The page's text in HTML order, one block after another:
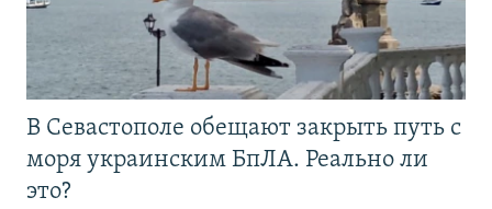
В Севастополе обещают закрыть путь с
моря украинским БпЛА. Реально ли
это?